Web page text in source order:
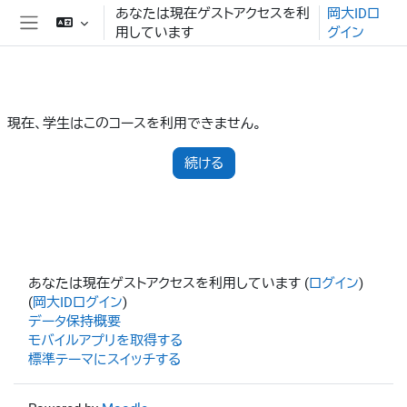
メインコンテンツへスキップする
サイドパネル
あなたは現在ゲストアクセスを利
用しています
岡大IDロ
グイン
現在、学生はこのコースを利用できません。
続ける
あなたは現在ゲストアクセスを利用しています (ログイン)
(岡大IDログイン)
データ保持概要
モバイルアプリを取得する
標準テーマにスイッチする